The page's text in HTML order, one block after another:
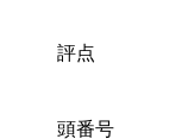
評点
頭番号